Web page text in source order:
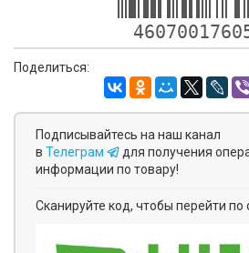
Поделиться:
Подписывайтесь на наш канал
в Телеграм
для получения
информации по товару!
Сканируйте код, чтобы перейти по